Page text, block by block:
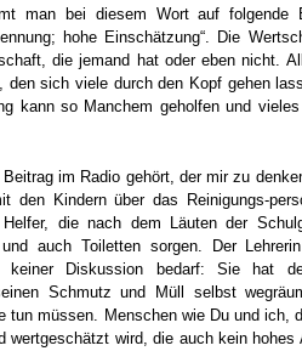
man bei diesem Wort auf folgende
hohe Einschätzung“. Die
die jemand hat oder eben nicht.
den sich viele durch den Kopf gehen
kann so Manchem geholfen und
im Radio gehört, der mir zu
den Kindern über das Reinigungs-
die nach dem Läuten der
auch Toiletten sorgen. Der
keiner Diskussion bedarf: Sie hat
Schmutz und Müll selbst
tun müssen. Menschen wie Du und ich,
wertgeschätzt wird, die auch kein hohes